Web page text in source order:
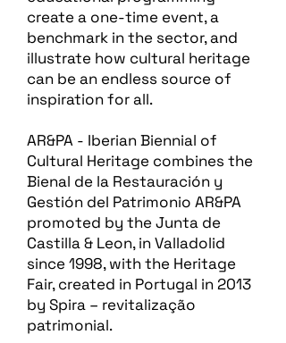
create a one-time event, a
benchmark in the sector, and
illustrate how cultural heritage
can be an endless source of
inspiration for all.
AR&PA - Iberian Biennial of
Cultural Heritage combines the
Bienal de la Restauración y
Gestión del Patrimonio AR&PA
promoted by the Junta de
Castilla & Leon, in Valladolid
since 1998, with the Heritage
Fair, created in Portugal in 2013
by Spira – revitalização
patrimonial.​